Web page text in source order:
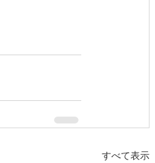
すべて表示